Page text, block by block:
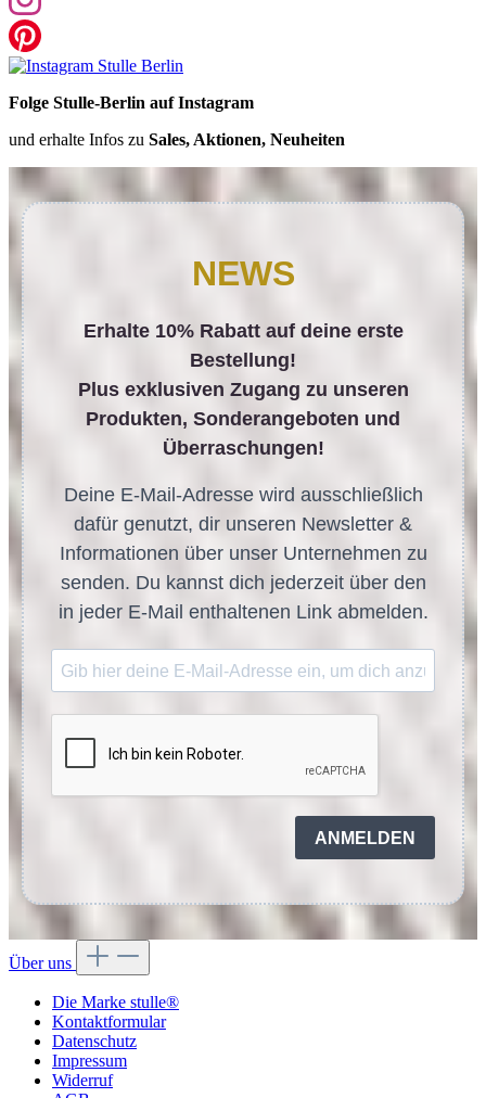
Folge Stulle-Berlin auf Instagram
und erhalte Infos zu Sales, Aktionen, Neuheiten
NEWS
Erhalte 10% Rabatt auf deine erste
Bestellung!
Plus exklusiven Zugang zu unseren
Produkten, Sonderangeboten und
Überraschungen!
Deine E-Mail-Adresse wird ausschließlich
dafür genutzt, dir unseren Newsletter &
Informationen über unser Unternehmen zu
senden. Du kannst dich jederzeit über den
in jeder E-Mail enthaltenen Link abmelden.
ANMELDEN
Über uns
Die Marke stulle®
Kontaktformular
Datenschutz
Impressum
Widerruf